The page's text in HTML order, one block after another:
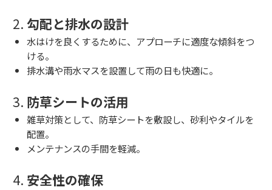
2. 勾配と排水の設計
水はけを良くするために、アプローチに適度な傾斜をつ
ける。
排水溝や雨水マスを設置して雨の日も快適に。
3. 防草シートの活用
雑草対策として、防草シートを敷設し、砂利やタイルを
配置。
メンテナンスの手間を軽減。
4. 安全性の確保